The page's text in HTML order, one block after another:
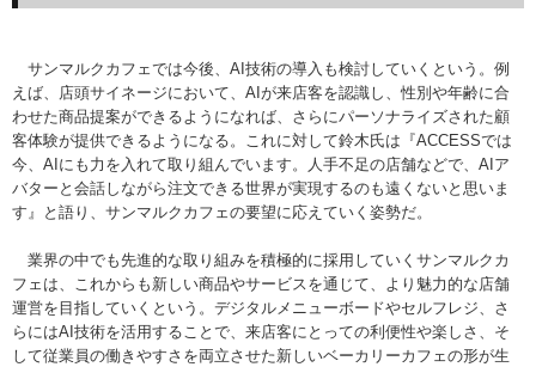
サンマルクカフェでは今後、AI技術の導入も検討していくという。例
えば、店頭サイネージにおいて、AIが来店客を認識し、性別や年齢に合
わせた商品提案ができるようになれば、さらにパーソナライズされた顧
客体験が提供できるようになる。これに対して鈴木氏は『ACCESSでは
今、AIにも力を入れて取り組んでいます。人手不足の店舗などで、AIア
バターと会話しながら注文できる世界が実現するのも遠くないと思いま
す』と語り、サンマルクカフェの要望に応えていく姿勢だ。
業界の中でも先進的な取り組みを積極的に採用していくサンマルクカ
フェは、これからも新しい商品やサービスを通じて、より魅力的な店舗
運営を目指していくという。デジタルメニューボードやセルフレジ、さ
らにはAI技術を活用することで、来店客にとっての利便性や楽しさ、そ
して従業員の働きやすさを両立させた新しいベーカリーカフェの形が生